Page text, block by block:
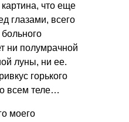
что еще
глазами, всего
ни полумрачной
луны, ни ее.
горького
всем теле…
моего